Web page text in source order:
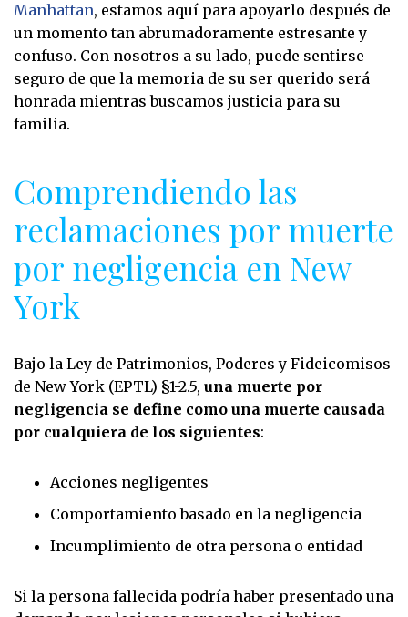
Manhattan, estamos aquí para apoyarlo después de
un momento tan abrumadoramente estresante y
confuso. Con nosotros a su lado, puede sentirse
seguro de que la memoria de su ser querido será
honrada mientras buscamos justicia para su
familia.
Comprendiendo las
reclamaciones por muerte
por negligencia en New
York
Bajo la Ley de Patrimonios, Poderes y Fideicomisos
de New York (EPTL) §1-2.5, una muerte por
negligencia se define como una muerte causada
por cualquiera de los siguientes:
Acciones negligentes
Comportamiento basado en la negligencia
Incumplimiento de otra persona o entidad
Si la persona fallecida podría haber presentado una